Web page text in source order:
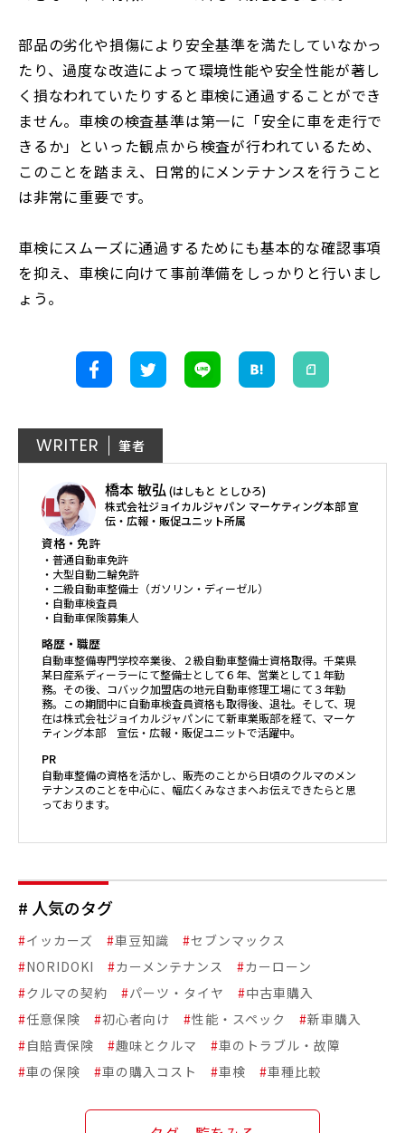
部品の劣化や損傷により安全基準を満たしていなかっ
たり、過度な改造によって環境性能や安全性能が著し
く損なわれていたりすると車検に通過することができ
ません。車検の検査基準は第一に「安全に車を走行で
きるか」といった観点から検査が行われているため、
このことを踏まえ、日常的にメンテナンスを行うこと
は非常に重要です。
車検にスムーズに通過するためにも基本的な確認事項
を抑え、車検に向けて事前準備をしっかりと行いまし
ょう。
WRITER 筆者
橋本 敏弘(はしもと としひろ)
株式会社ジョイカルジャパン マーケティング本部 宣
伝・広報・販促ユニット所属
資格・免許
・普通自動車免許
・大型自動二輪免許
・二級自動車整備士（ガソリン・ディーゼル）
・自動車検査員
・自動車保険募集人
略歴・職歴
自動車整備専門学校卒業後、２級自動車整備士資格取得。千葉県
某日産系ディーラーにて整備士として６年、営業として１年勤
務。その後、コバック加盟店の地元自動車修理工場にて３年勤
務。この期間中に自動車検査員資格も取得後、退社。そして、現
在は株式会社ジョイカルジャパンにて新車業販部を経て、マーケ
ティング本部 宣伝・広報・販促ユニットで活躍中。
PR
自動車整備の資格を活かし、販売のことから日頃のクルマのメン
テナンスのことを中心に、幅広くみなさまへお伝えできたらと思
っております。
# 人気のタグ
#イッカーズ #車豆知識 #セブンマックス
#NORIDOKI #カーメンテナンス #カーローン
#クルマの契約 #パーツ・タイヤ #中古車購入
#任意保険 #初心者向け #性能・スペック #新車購入
#自賠責保険 #趣味とクルマ #車のトラブル・故障
#車の保険 #車の購入コスト #車検 #車種比較